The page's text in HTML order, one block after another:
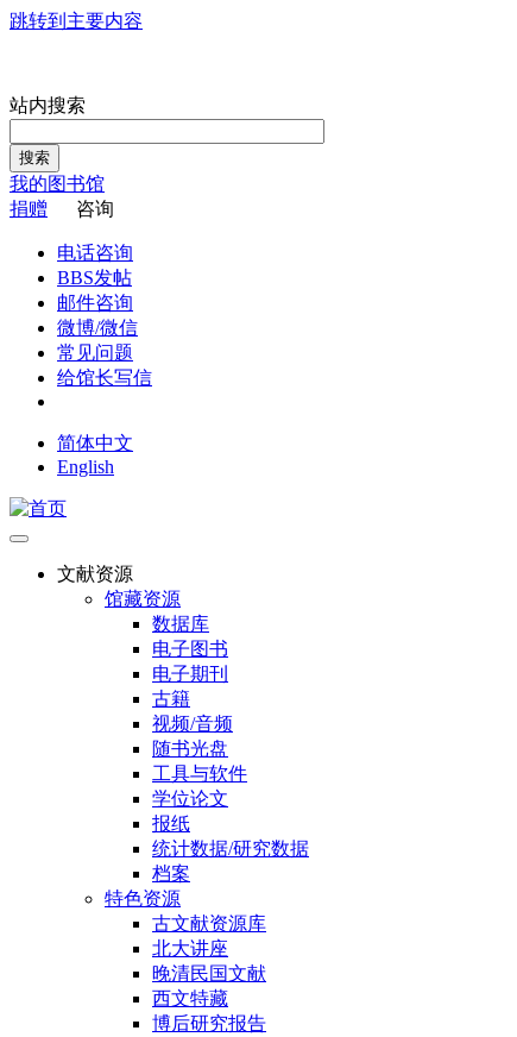
跳转到主要内容
站内搜索
搜索
我的图书馆
捐赠
咨询
电话咨询
BBS发帖
邮件咨询
微博/微信
常见问题
给馆长写信
简体中文
English
文献资源
馆藏资源
数据库
电子图书
电子期刊
古籍
视频/音频
随书光盘
工具与软件
学位论文
报纸
统计数据/研究数据
档案
特色资源
古文献资源库
北大讲座
晚清民国文献
西文特藏
博后研究报告